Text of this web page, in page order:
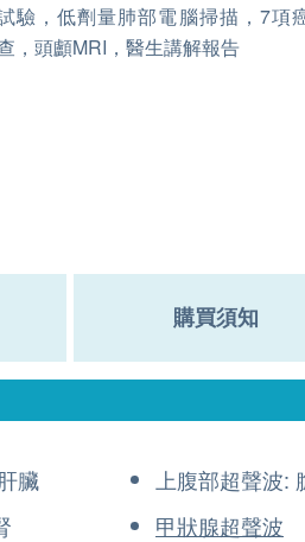
驗，低劑量肺部電腦掃描，7項
，頭顱MRI，醫生講解報告
購買須知
臟 上腹部超聲波:
甲狀腺超聲波